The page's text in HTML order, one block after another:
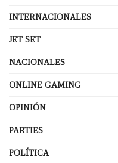
INTERNACIONALES
JET SET
NACIONALES
ONLINE GAMING
OPINIÓN
PARTIES
POLÍTICA